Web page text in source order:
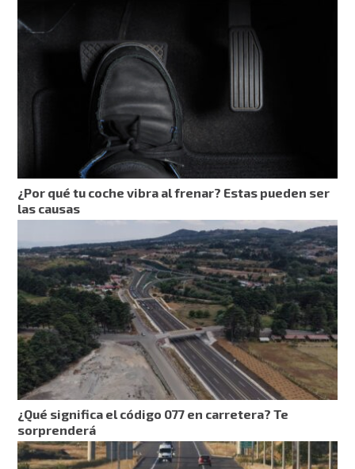
¿Por qué tu coche vibra al frenar? Estas pueden ser
las causas
¿Qué significa el código 077 en carretera? Te
sorprenderá